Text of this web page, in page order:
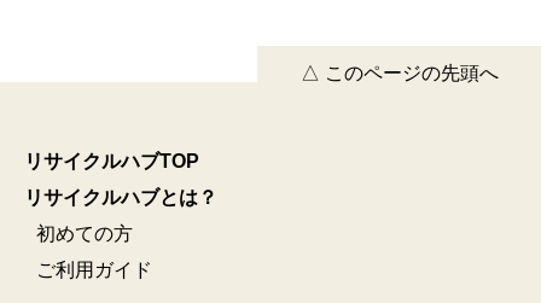
△ このページの先頭へ
リサイクルハブTOP
リサイクルハブとは？
初めての方
ご利用ガイド